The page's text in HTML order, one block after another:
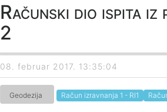
Računski dio ispita
2
08. februar 2017. 13:35:04
Geodezija Račun izravnanja 1 - RI1